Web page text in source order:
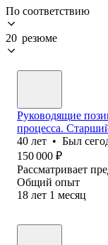
По соответствию
20 резюме
Руководящие
процесса.
40 лет • Был
150 000 ₽
Рассматривает
Общий опыт
18 лет 1 месяц